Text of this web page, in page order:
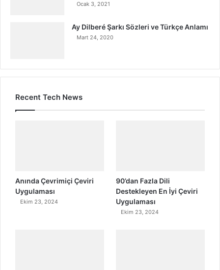
Ocak 3, 2021
Ay Dilberé Şarkı Sözleri ve Türkçe Anlamı
Mart 24, 2020
Recent Tech News
Anında Çevrimiçi Çeviri
Uygulaması
Ekim 23, 2024
90’dan Fazla Dili
Destekleyen En İyi Çeviri
Uygulaması
Ekim 23, 2024